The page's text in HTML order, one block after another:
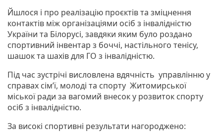
Йшлося і про реалізацію проєктів та зміцнення
контактів між організаціями осіб з інвалідністю
України та Білорусі, завдяки яким було роздано
спортивний інвентар з боччі, настільного тенісу,
шашок та шахів для ГО з інвалідністю.
Під час зустрічі висловлена вдячність управлінню у
справах сім’ї, молоді та спорту Житомирської
міської ради за вагомий внесок у розвиток спорту
осіб з інвалідністю.
За високі спортивні результати нагороджено: